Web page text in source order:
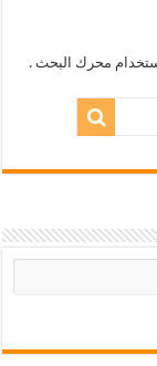
محرك البحث .